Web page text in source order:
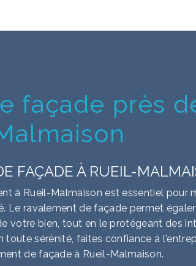
façade près
FAÇADE À RUEIL-
à Rueil-Malmaison est essentiel pour
Le ravalement de façade permet
votre bien, tout en le protégeant des
toute sérénité, faites confiance à
de façade à Rueil-Malmaison.